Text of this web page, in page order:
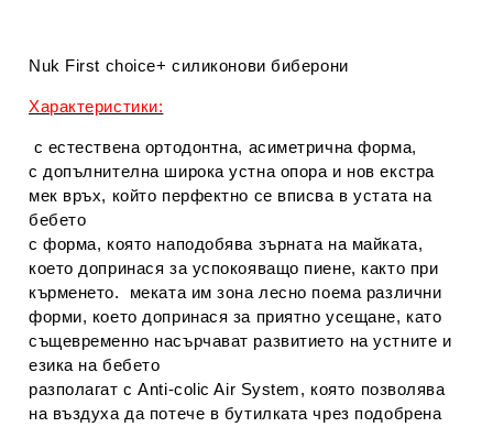
Nuk First choice+ силиконови биберони
Характеристики:
с естествена ортодонтна, асиметрична форма,
с допълнителна широка устна опора и нов екстра
мек връх, който перфектно се вписва в устата на
бебето
с форма, която наподобява зърната на майката,
което допринася за успокояващо пиене, както при
кърменето. меката им зона лесно поема различни
форми, което допринася за приятно усещане, като
същевременно насърчават развитието на устните и
езика на бебето
разполагат с Anti-colic Air System, която позволява
на въздуха да потече в бутилката чрез подобрена